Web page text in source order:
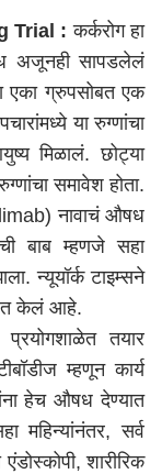
Trial : कर्करोग हा
अजूनही सापडलेलं
एका ग्रुपसोबत एक
या रुग्णांचा
मिळालं. छोट्या
समावेश होता.
नावाचं औषध
बाब म्हणजे सहा
न्यूयॉर्क टाइम्सने
केलं आहे.
तयार
म्हणून कार्य
हेच औषध देण्यात
महिन्यांनंतर, सर्व
शारीरिक